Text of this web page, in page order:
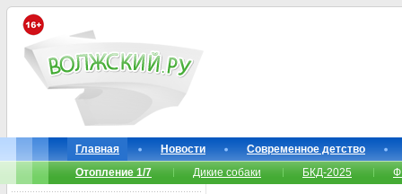
Главная Новости
Современное детство
Отопление 1/7
Дикие собаки БКД-2025